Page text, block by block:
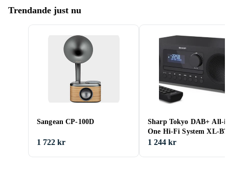
Trendande just nu
Sangean CP-100D
1 722 kr
Sharp Tokyo DAB+ All-
One Hi-Fi System XL-
1 244 kr